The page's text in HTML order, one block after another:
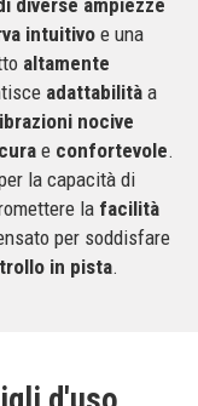
intuitivoe una
altamente
adattabilità a
nocive
e confortevole.
la capacità di
la facilità
per soddisfare
in pista.